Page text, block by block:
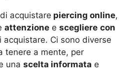
acquistare piercing online,
attenzione e scegliere con
acquistare. Ci sono diverse
tenere a mente, per
una scelta informata e